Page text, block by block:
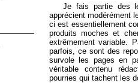
Je fais partie des
apprécient modérément
ci est essentiellement
produits moches et
extrêmement variable.
parfois, ce sont des
survole les pages en
véritable contenu
pourries qui tachent les